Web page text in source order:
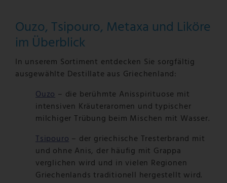
Ouzo, Tsipouro, Metaxa und Liköre
im Überblick
In unserem Sortiment entdecken Sie sorgfältig
ausgewählte Destillate aus Griechenland:
Ouzo – die berühmte Anisspirituose mit
intensiven Kräuteraromen und typischer
milchiger Trübung beim Mischen mit Wasser.
Tsipouro – der griechische Tresterbrand mit
und ohne Anis, der häufig mit Grappa
verglichen wird und in vielen Regionen
Griechenlands traditionell hergestellt wird.